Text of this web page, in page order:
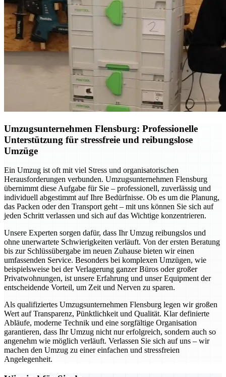
Umzugsunternehmen Flensburg: Professionelle
Unterstützung für stressfreie und reibungslose
Umzüge
Ein Umzug ist oft mit viel Stress und organisatorischen
Herausforderungen verbunden. Umzugsunternehmen Flensburg
übernimmt diese Aufgabe für Sie – professionell, zuverlässig und
individuell abgestimmt auf Ihre Bedürfnisse. Ob es um die Planung,
das Packen oder den Transport geht – mit uns können Sie sich auf
jeden Schritt verlassen und sich auf das Wichtige konzentrieren.
Unsere Experten sorgen dafür, dass Ihr Umzug reibungslos und
ohne unerwartete Schwierigkeiten verläuft. Von der ersten Beratung
bis zur Schlüssübergabe im neuen Zuhause bieten wir einen
umfassenden Service. Besonders bei komplexen Umzügen, wie
beispielsweise bei der Verlagerung ganzer Büros oder großer
Privatwohnungen, ist unsere Erfahrung und unser Equipment der
entscheidende Vorteil, um Zeit und Nerven zu sparen.
Als qualifiziertes Umzugsunternehmen Flensburg legen wir großen
Wert auf Transparenz, Pünktlichkeit und Qualität. Klar definierte
Abläufe, moderne Technik und eine sorgfältige Organisation
garantieren, dass Ihr Umzug nicht nur erfolgreich, sondern auch so
angenehm wie möglich verläuft. Verlassen Sie sich auf uns – wir
machen den Umzug zu einer einfachen und stressfreien
Angelegenheit.